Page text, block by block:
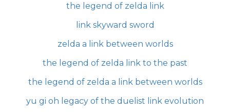
the legend of zelda link
link skyward sword
zelda a link between worlds
the legend of zelda link to the past
the legend of zelda a link between worlds
yu gi oh legacy of the duelist link evolution